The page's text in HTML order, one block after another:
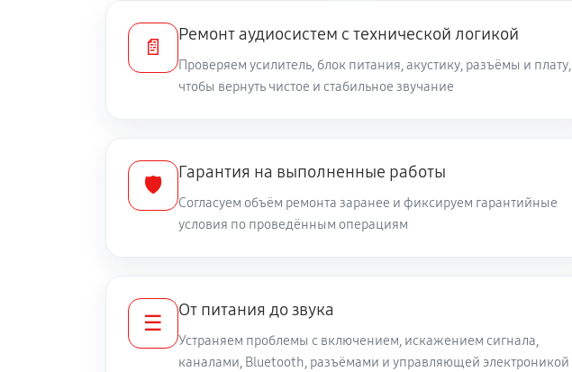
📄
Ремонт аудиосистем с технической логикой
Проверяем усилитель, блок питания, акустику, разъёмы и плату,
чтобы вернуть чистое и стабильное звучание
🛡️
Гарантия на выполненные работы
Согласуем объём ремонта заранее и фиксируем гарантийные
условия по проведённым операциям
☰
От питания до звука
Устраняем проблемы с включением, искажением сигнала,
каналами, Bluetooth, разъёмами и управляющей электроникой